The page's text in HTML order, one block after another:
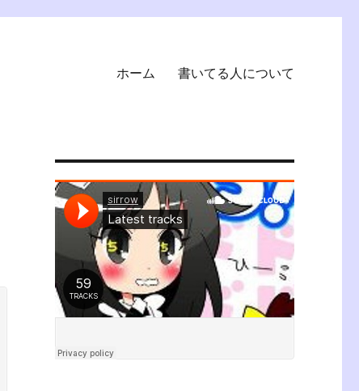
ホーム 書いてる人について